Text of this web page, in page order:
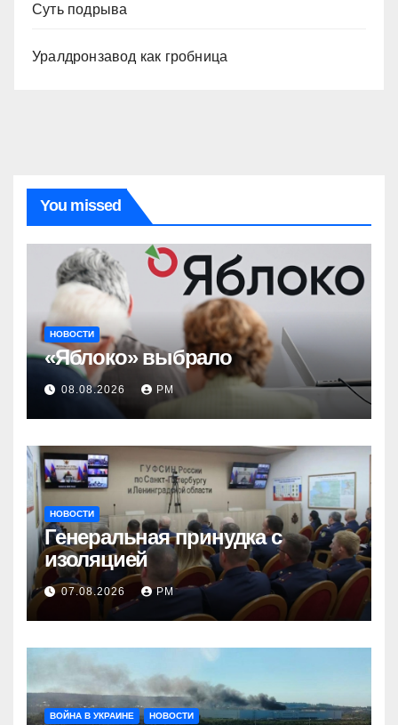
Суть подрыва
Уралдронзавод как гробница
You missed
НОВОСТИ
«Яблоко» выбрало
08.08.2026 РМ
НОВОСТИ
Генеральная принудка с
изоляцией
07.08.2026 РМ
ВОЙНА В УКРАИНЕ НОВОСТИ